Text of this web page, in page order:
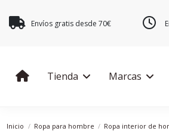
Envíos gratis desde 70€
Tienda Marcas
Inicio Ropa para hombre Ropa interior de